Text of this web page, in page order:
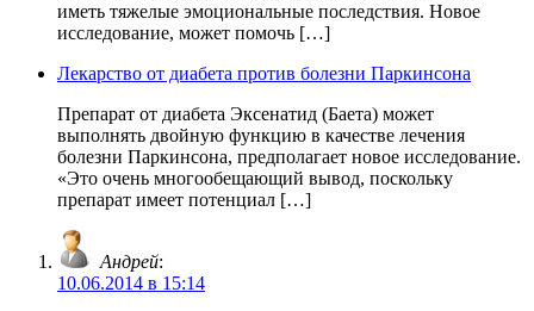
иметь тяжелые эмоциональные последствия. Новое
исследование, может помочь […]
Лекарство от диабета против болезни Паркинсона
Препарат от диабета Эксенатид (Баета) может
выполнять двойную функцию в качестве лечения
болезни Паркинсона, предполагает новое исследование.
«Это очень многообещающий вывод, поскольку
препарат имеет потенциал […]
Андрей:
10.06.2014 в 15:14